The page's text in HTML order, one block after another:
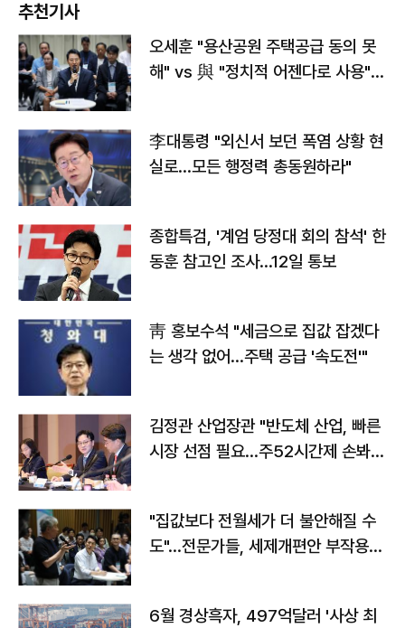
추천기사
오세훈 "용산공원 주택공급 동의 못
해" vs 與 "정치적 어젠다로 사용"
李대통령 "외신서 보던 폭염 상황 현
실로…모든 행정력 총동원하라"
종합특검, '계엄 당정대 회의 참석' 한
동훈 참고인 조사...12일 통보
靑 홍보수석 "세금으로 집값 잡겠다
는 생각 없어…주택 공급 '속도전'"
김정관 산업장관 "반도체 산업, 빠른
시장 선점 필요…주52시간제 손봐
"집값보다 전월세가 더 불안해질 수
도"…전문가들, 세제개편안 부작용
6월 경상흑자, 497억달러 '사상 최